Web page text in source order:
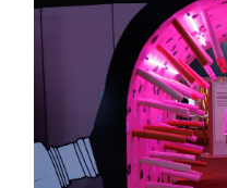
科创
书画
视频
法律 中央文件